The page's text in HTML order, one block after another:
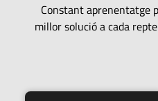
Constant aprenentatge
millor solució a cada